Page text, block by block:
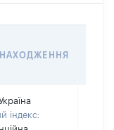
індекс: